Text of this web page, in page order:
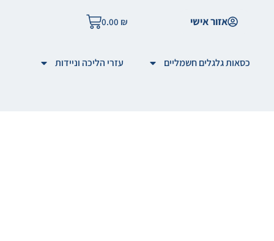
אזור אישי 0.00 ₪
כסאות גלגלים חשמליים עזרי הליכה וניידות